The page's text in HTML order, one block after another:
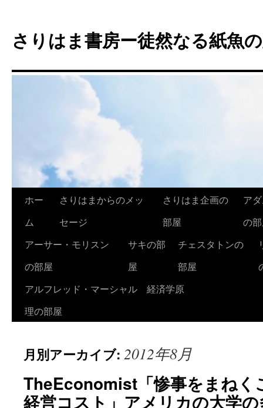
テ
ン
へ
さりはま書房ー徒然なる紙魚
ホー
ム
さりはまからのメッ
セージ
さりはま企画の
部屋
ア
の
アーサー・モリスン
の部屋
サキの部
屋
チェスタトンの
部屋
アルフレッド・マーシャル 経済学原
理の部屋
月別アーカイブ: 2012年8月
TheEconomist「惨事をまねく
経営コスト」アメリカの大学